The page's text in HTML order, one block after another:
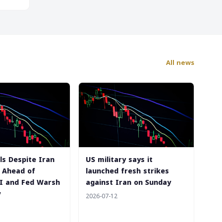
All news
Despite Iran
of
and Fed Warsh
US military says it
launched fresh strikes
against Iran on Sunday
2026-07-12